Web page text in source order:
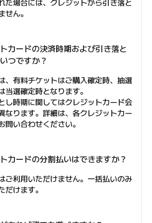
せん。
カードの決済時期および引き落と
つですか？
、有料チケットはご購入確定時、抽選
当選確定時となります。
し時期に関してはクレジットカード会
なります。詳細は、各クレジットカー
問い合わせください。
カードの分割払いはできますか？
ご利用いただけません。一括払いのみ
だけます。